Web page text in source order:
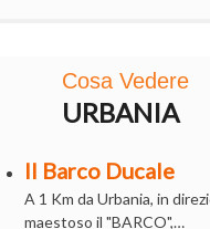
Cosa Vedere
URBANIA
Il Barco Ducale
A 1 Km da Urbania, in
maestoso il "BARCO",…